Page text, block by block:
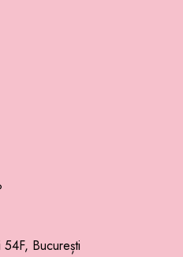
București